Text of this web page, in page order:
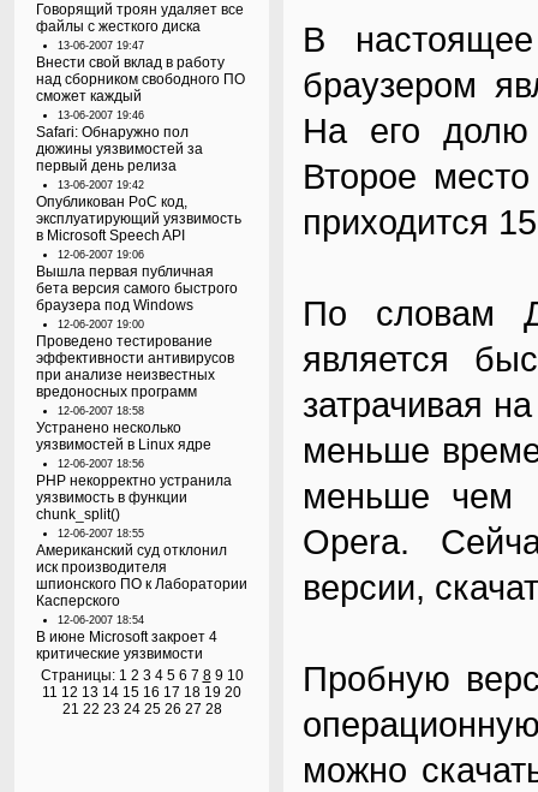
Говорящий троян удаляет все
файлы с жесткого диска
13-06-2007 19:47
Внести свой вклад в работу
над сборником свободного ПО
сможет каждый
13-06-2007 19:46
Safari: Обнаружно пол
дюжины уязвимостей за
первый день релиза
13-06-2007 19:42
Опубликован PoC код,
эксплуатирующий уязвимость
в Microsoft Speech API
12-06-2007 19:06
Вышла первая публичная
бета версия самого быстрого
браузера под Windows
12-06-2007 19:00
Проведено тестирование
эффективности антивирусов
при анализе неизвестных
вредоносных программ
12-06-2007 18:58
Устранено несколько
уязвимостей в Linux ядре
12-06-2007 18:56
PHP некорректно устранила
уязвимость в функции
chunk_split()
12-06-2007 18:55
Американский суд отклонил
иск производителя
шпионского ПО к Лаборатории
Касперского
12-06-2007 18:54
В июне Microsoft закроет 4
критические уязвимости
Страницы: 1 2 3 4 5 6 7 8 9 10
11 12 13 14 15 16 17 18 19 20
21 22 23 24 25 26 27 28
В
браузером
На его долю
Второе
приходится
По словам
является
затрачивая
меньше
меньше чем
Opera.
версии,
Пробную
можно